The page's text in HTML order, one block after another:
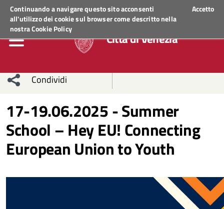
Continuando a navigare questo sito acconsenti
all'utilizzo dei cookie sul browser come descritto nella
nostraCookie Policy
Accetto
Regione Veneto ACCEDI AI SERVIZI
Città di Venezia
Condividi
sui social
network
Condividi
Condividi
su
Facebook
Condividi
su
Twitter
Condividi
su
Condividi
17-19.06.2025 - Summer
School – Hey EU! Connecting
European Union to Youth